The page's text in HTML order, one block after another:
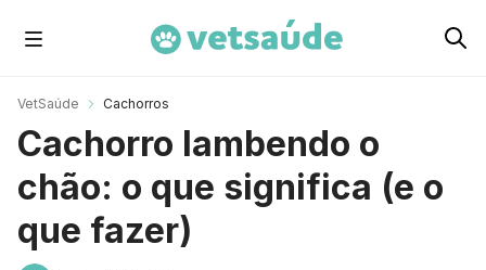
Gatos
Roedores
VetSaúde Cachorros
Cachorro lambendo o
chão: o que significa (e o
que fazer)